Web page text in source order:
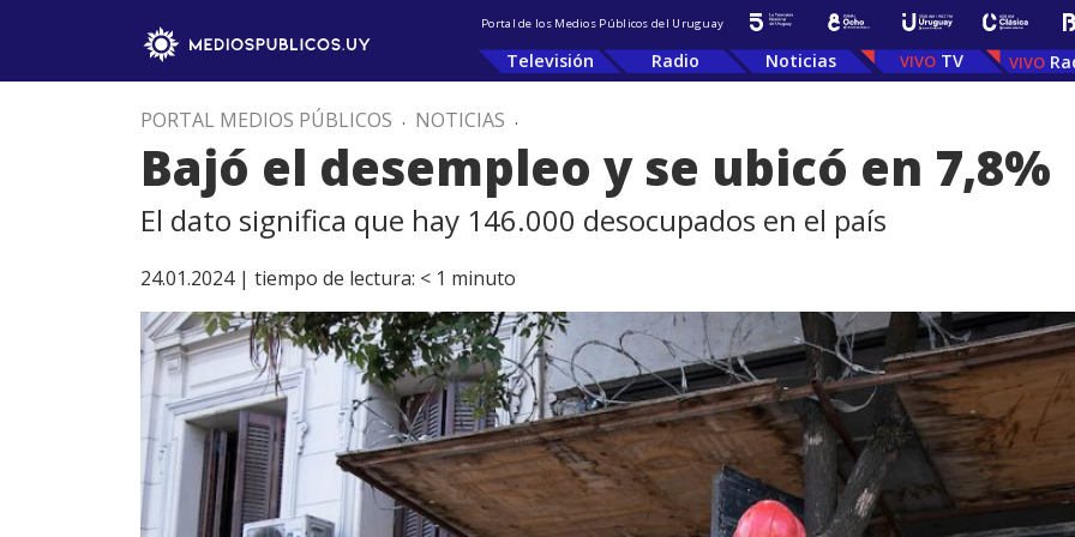
Portal de los Medios Públicos del Uruguay
Televisión Radio Noticias TV
PORTAL MEDIOS PÚBLICOS . NOTICIAS .
Bajó el desempleo y se ubicó en 7,8%
El dato significa que hay 146.000 desocupados en el país
24.01.2024 | tiempo de lectura: < 1 minuto